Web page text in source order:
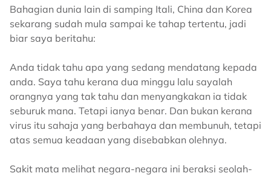
Bahagian dunia lain di samping Itali, China dan Korea
sekarang sudah mula sampai ke tahap tertentu, jadi
biar saya beritahu:
Anda tidak tahu apa yang sedang mendatang kepada
anda. Saya tahu kerana dua minggu lalu sayalah
orangnya yang tak tahu dan menyangkakan ia tidak
seburuk mana. Tetapi ianya benar. Dan bukan kerana
virus itu sahaja yang berbahaya dan membunuh, tetapi
atas semua keadaan yang disebabkan olehnya.
Sakit mata melihat negara-negara ini beraksi seolah-